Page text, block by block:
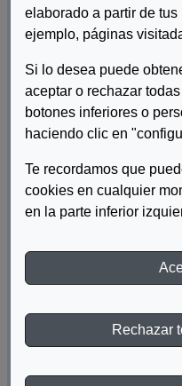
elaborado a partir de
ejemplo, páginas
Si lo desea puede
aceptar o rechazar
botones inferiores o
haciendo clic en
Te recordamos que
cookies en cualquier
en la parte inferior
Rechazar
Colección
Folleto
Sentido.
Alumnos
Colección
Turismo
Recomendaciones
Un Tourism, UNE,
Colección
Sentido.